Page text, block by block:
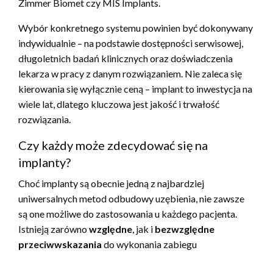
Zimmer Biomet czy MIS Implants.
Wybór konkretnego systemu powinien być dokonywany
indywidualnie – na podstawie dostępności serwisowej,
długoletnich badań klinicznych oraz doświadczenia
lekarza w pracy z danym rozwiązaniem. Nie zaleca się
kierowania się wyłącznie ceną – implant to inwestycja na
wiele lat, dlatego kluczowa jest jakość i trwałość
rozwiązania.
Czy każdy może zdecydować się na
implanty?
Choć implanty są obecnie jedną z najbardziej
uniwersalnych metod odbudowy uzębienia, nie zawsze
są one możliwe do zastosowania u każdego pacjenta.
Istnieją zarównowzględne, jak i bezwzględne
przeciwwskazania do wykonania zabiegu